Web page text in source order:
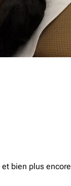
bien plus